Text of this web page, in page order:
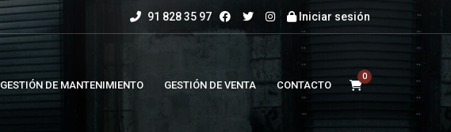
91 828 35 97 Iniciar sesión
GESTIÓN DE MANTENIMIENTO GESTIÓN DE VENTA CONTACTO
0